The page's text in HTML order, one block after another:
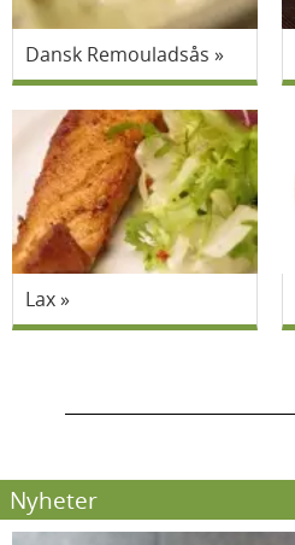
Dansk Remouladsås
Lax
Nyheter